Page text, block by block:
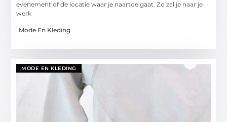
evenement of de locatie waar je naartoe gaat. Zo zal je naar je
werk
Mode En Kleding
MODE EN KLEDING